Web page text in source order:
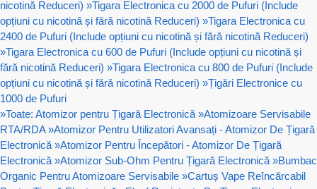
nicotină Reduceri) »Tigara Electronica cu 2000 de Pufuri (Include
opțiuni cu nicotină și fără nicotină Reduceri) »Tigara Electronica cu
2400 de Pufuri (Include opțiuni cu nicotină și fără nicotină Reduceri)
»Tigara Electronica cu 600 de Pufuri (Include opțiuni cu nicotină și
fără nicotină Reduceri) »Tigara Electronica cu 800 de Pufuri (Include
opțiuni cu nicotină și fără nicotină Reduceri) »Țigări Electronice cu
1000 de Pufuri
»Toate: Atomizor pentru Țigară Electronică »Atomizoare Servisabile
RTA/RDA »Atomizor Pentru Utilizatori Avansați - Atomizor De Țigară
Electronică »Atomizor Pentru Începători - Atomizor De Țigară
Electronică »Atomizor Sub-Ohm Pentru Țigară Electronică »Bumbac
Organic Pentru Atomizoare Servisabile »Cartuș Vape Reîncărcabil